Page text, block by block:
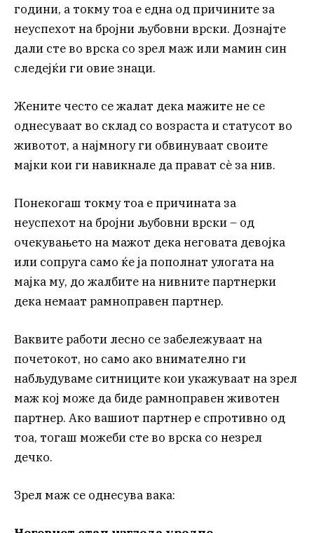
години, а токму тоа е една од причините за
неуспехот на бројни љубовни врски. Дознајте
дали сте во врска со зрел маж или мамин син
следејќи ги овие знаци.
Жените често се жалат дека мажите не се
однесуваат во склад со возраста и статусот во
животот, а најмногу ги обвинуваат своите
мајки кои ги навикнале да прават сè за нив.
Понекогаш токму тоа е причината за
неуспехот на бројни љубовни врски – од
очекувањето на мажот дека неговата девојка
или сопруга само ќе ја пополнат улогата на
мајка му, до жалбите на нивните партнерки
дека немаат рамноправен партнер.
Ваквите работи лесно се забележуваат на
почетокот, но само ако внимателно ги
набљудуваме ситниците кои укажуваат на зрел
маж кој може да биде рамноправен животен
партнер. Ако вашиот партнер е спротивно од
тоа, тогаш можеби сте во врска со незрел
дечко.
Зрел маж се однесува вака: